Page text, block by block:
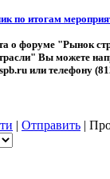
по итогам
о форуме "Рынок
Вы можете
или телефону
| Отправить |